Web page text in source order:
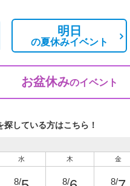
明日
の夏休みイベント
お盆休みのイベント
している方はこちら！
水
8/
木
8/
金
8/